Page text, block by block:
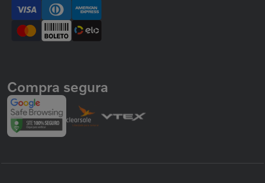
Compra segura